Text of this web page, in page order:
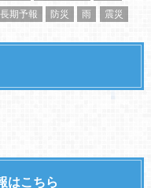
長期予報 防災 雨 震災
はこちら